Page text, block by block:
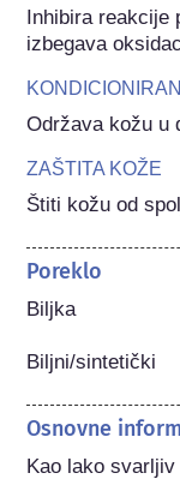
Inhibira reakcije
izbegava
Održava kožu u
ZAŠTITA KOŽE
Štiti kožu od
Poreklo
Biljka
Biljni/sintetički
Osnovne
Kao lako